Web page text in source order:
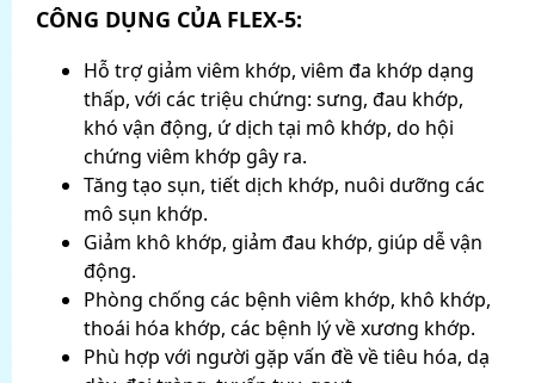
CÔNG DỤNG CỦA FLEX-5:
Hỗ trợ giảm viêm khớp, viêm đa khớp dạng
thấp, với các triệu chứng: sưng, đau khớp,
khó vận động, ứ dịch tại mô khớp, do hội
chứng viêm khớp gây ra.
Tăng tạo sụn, tiết dịch khớp, nuôi dưỡng các
mô sụn khớp.
Giảm khô khớp, giảm đau khớp, giúp dễ vận
động.
Phòng chống các bệnh viêm khớp, khô khớp,
thoái hóa khớp, các bệnh lý về xương khớp.
Phù hợp với người gặp vấn đề về tiêu hóa, dạ